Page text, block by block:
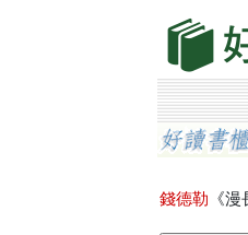
錢德勒 《